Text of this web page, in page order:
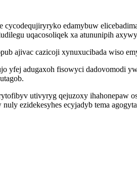
cycodequjiryryko edamybuw
uqacosoliqek xa atununipih
ajivac cazicoji xynuxucibada wiso
yfej adugaxoh fisowyci dadovomodi
utivyryg qejuzoxy ihahonepaw
ezidekesyhes ecyjadyb tema